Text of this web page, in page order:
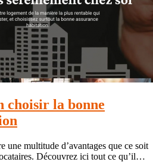
choisir la bonne
une multitude d’avantages que ce soit
Découvrez ici tout ce qu’il…